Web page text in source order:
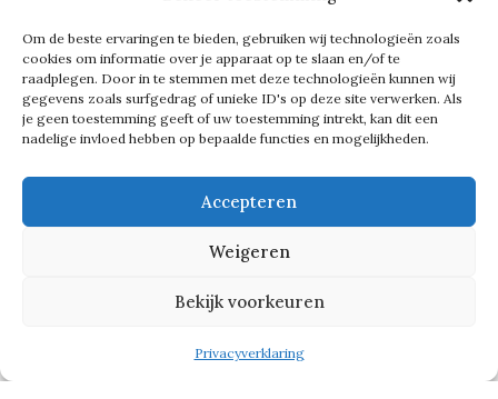
Om de beste ervaringen te bieden, gebruiken wij technologieën zoals
cookies om informatie over je apparaat op te slaan en/of te
raadplegen. Door in te stemmen met deze technologieën kunnen wij
gegevens zoals surfgedrag of unieke ID's op deze site verwerken. Als
je geen toestemming geeft of uw toestemming intrekt, kan dit een
nadelige invloed hebben op bepaalde functies en mogelijkheden.
Accepteren
Weigeren
Bekijk voorkeuren
Privacyverklaring
verder helpen.’
Maar ook voor Zippora – dieZpitsin
2010 oprichtte – kan de boog niet
altijd gespannen staan. ’80 uur in de
week werken is niet gezond. Ik ben
3,5 week naar Spanje geweest. Dat
werken en ’s middag ontspannen. Dat
wil ik vaker doen.’